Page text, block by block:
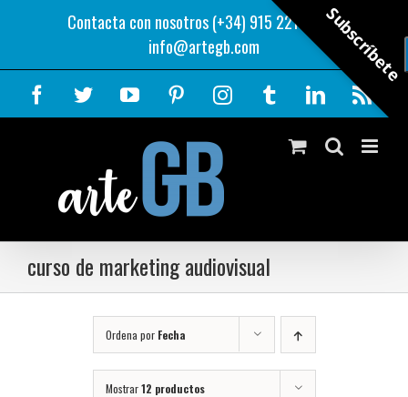
contenido
Contacta con nosotros (+34) 915 221 343 |
info@artegb.com
Facebook
TwitterYouTubePinterestInstagramTumblrLinkedIn
curso de marketing audiovisual
Ordena por Fecha
Mostrar12 productos
Subscríbete